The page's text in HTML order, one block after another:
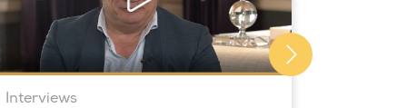
Interviews